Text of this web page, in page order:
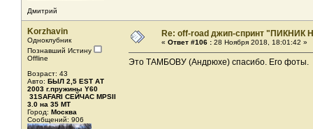
Дмитрий
Korzhavin
Одноклубник
Познавший Истину
Offline
Возраст: 43
Авто: БЫЛ 2,5 EST АТ
2003 г.пружины Y60
31SAFARI СЕЙЧАС MPSII
3.0 на 35 MT
Город: Москва
Сообщений: 906
Re: off-road джип-спринт "ПИКНИК
« Ответ #106 : 28 Ноября 2018, 18:01:42 »
Это ТАМБОВУ (Андрюхе) спасибо. Его фоты.